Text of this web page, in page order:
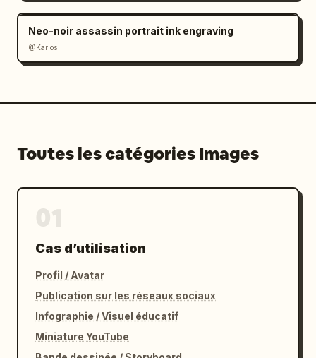
Neo-noir assassin portrait ink engraving
@Karlos
Toutes les catégories Images
Cas d’utilisation
Profil / Avatar
Publication sur les réseaux sociaux
Infographie / Visuel éducatif
Miniature YouTube